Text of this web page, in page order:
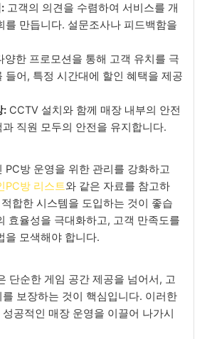
고객의 의견을 수렴하여 서비스를 개
를 만듭니다. 설문조사나 피드백함을
양한 프로모션을 통해 고객 유치를 극
들어, 특정 시간대에 할인 혜택을 제공
: CCTV 설치와 함께 매장 내부의 안전
직원 모두의 안전을 유지합니다.
PC방 운영을 위한 관리를 강화하고
PC방 리스트와 같은 자료를 참고하
합한 시스템을 도입하는 것이 좋습
효율성을 극대화하고, 고객 만족도를
을 모색해야 합니다.
단순한 게임 공간 제공을 넘어서, 고
보장하는 것이 핵심입니다. 이러한
공적인 매장 운영을 이끌어 나가시